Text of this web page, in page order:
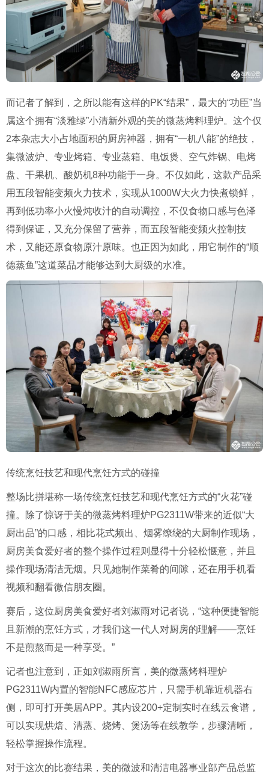
而记者了解到，之所以能有这样的PK“结果”，最大的“功臣”当
属这个拥有“淡雅绿”小清新外观的美的微蒸烤料理炉。这个仅
2本杂志大小占地面积的厨房神器，拥有“一机八能”的绝技，
集微波炉、专业烤箱、专业蒸箱、电饭煲、空气炸锅、电烤
盘、干果机、酸奶机8种功能于一身。不仅如此，这款产品采
用五段智能变频火力技术，实现从1000W大火力快煮锁鲜，
再到低功率小火慢炖收汁的自动调控，不仅食物口感与色泽
得到保证，又充分保留了营养，而五段智能变频火控制技
术，又能还原食物原汁原味。也正因为如此，用它制作的“顺
德蒸鱼”这道菜品才能够达到大厨级的水准。
传统烹饪技艺和现代烹饪方式的碰撞
整场比拼堪称一场传统烹饪技艺和现代烹饪方式的“火花”碰
撞。除了惊讶于美的微蒸烤料理炉PG2311W带来的近似“大
厨出品”的口感，相比花式频出、烟雾缭绕的大厨制作现场，
厨房美食爱好者的整个操作过程则显得十分轻松惬意，并且
操作现场清洁无烟。只见她制作菜肴的间隙，还在用手机看
视频和翻看微信朋友圈。
赛后，这位厨房美食爱好者刘淑雨对记者说，“这种便捷智能
且新潮的烹饪方式，才我们这一代人对厨房的理解——烹饪
不是煎熬而是一种享受。”
记者也注意到，正如刘淑雨所言，美的微蒸烤料理炉
PG2311W内置的智能NFC感应芯片，只需手机靠近机器右
侧，即可打开美居APP。其内设200+定制实时在线云食谱，
可以实现烘焙、清蒸、烧烤、煲汤等在线教学，步骤清晰，
轻松掌握操作流程。
对于这次的比赛结果，美的微波和清洁电器事业部产品总监